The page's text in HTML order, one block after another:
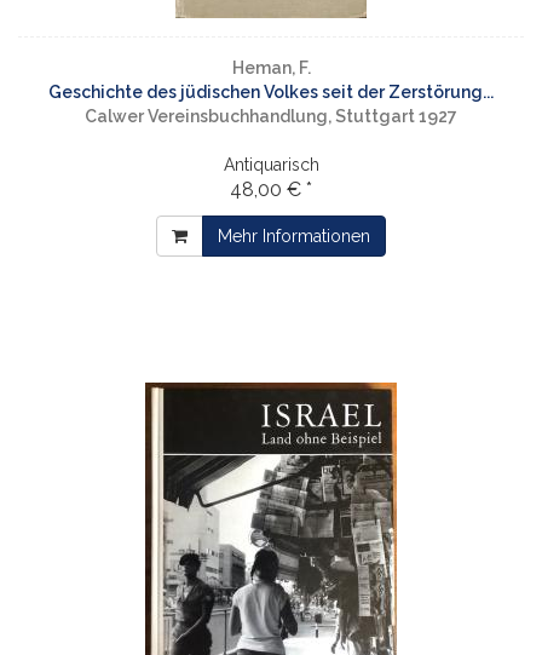
Heman, F.
Geschichte des jüdischen Volkes seit der Zerstörung...
Calwer Vereinsbuchhandlung, Stuttgart 1927
Antiquarisch
48,00 € *
Mehr Informationen